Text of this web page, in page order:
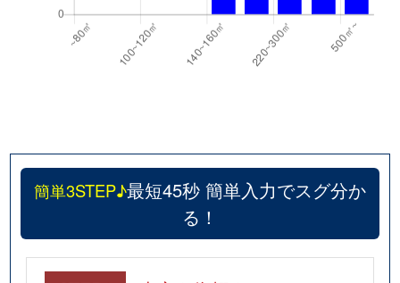
簡単3STEP♪最短45秒 簡単入力でスグ分か
る！